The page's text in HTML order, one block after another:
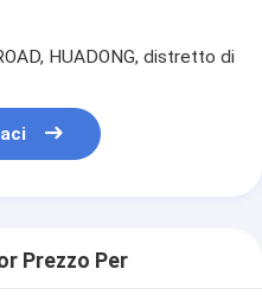
HUADONG, distretto di
Prezzo Per